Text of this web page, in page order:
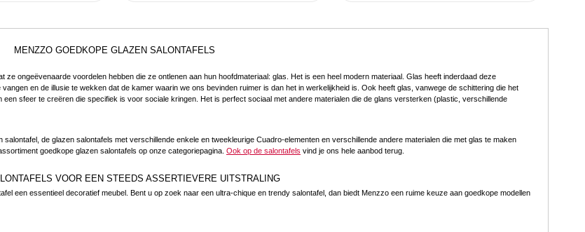
MENZZO GOEDKOPE GLAZEN SALONTAFELS
ze ongeëvenaarde voordelen hebben die ze ontlenen aan hun hoofdmateriaal: glas. Het is een heel modern materiaal. Glas heeft inderdaad deze
en de illusie te wekken dat de kamer waarin we ons bevinden ruimer is dan het in werkelijkheid is. Ook heeft glas, vanwege de schittering die het
sfeer te creëren die specifiek is voor sociale kringen. Het is perfect sociaal met andere materialen die de glans versterken (plastic, verschillende
de glazen salontafels met verschillende enkele en tweekleurige Cuadro-elementen en verschillende andere materialen die met glas te maken
goedkope glazen salontafels op onze categoriepagina. Ook op de salontafels vind je ons hele aanbod terug.
VOOR EEN STEEDS ASSERTIEVERE UITSTRALING
een essentieel decoratief meubel. Bent u op zoek naar een ultra-chique en trendy salontafel, dan biedt Menzzo een ruime keuze aan goedkope modellen